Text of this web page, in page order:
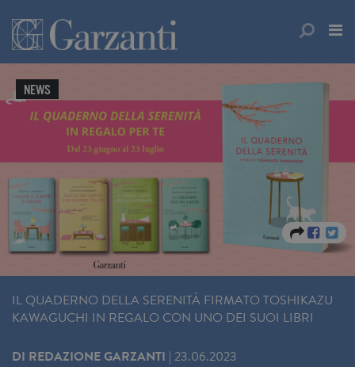
NEWS
IL QUADERNO DELLA SERENITÀ FIRMATO TOSHIKAZU
KAWAGUCHI IN REGALO CON UNO DEI SUOI LIBRI
DI REDAZIONE GARZANTI | 23.06.2023